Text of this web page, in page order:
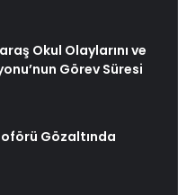
Okul Olaylarını ve
Görev Süresi
Gözaltında